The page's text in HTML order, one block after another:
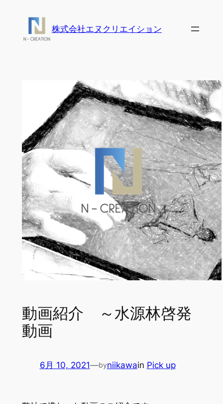
株式会社エヌクリエイション
動画紹介 ～水源林啓発
動画
6月 10, 2021—byniikawain Pick up